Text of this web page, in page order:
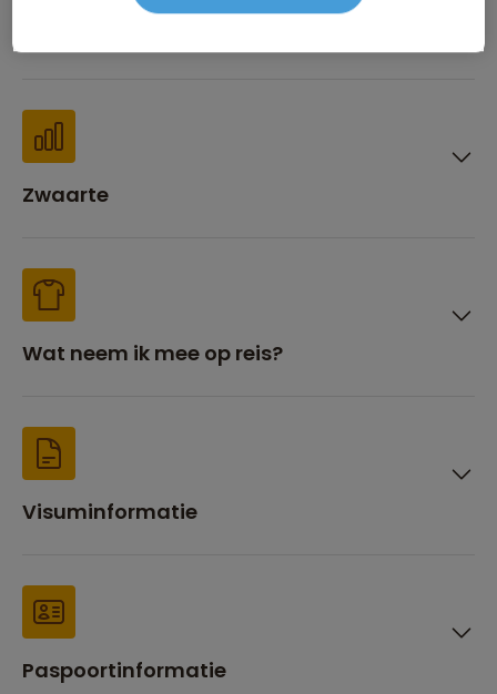
Zwaarte
Wat neem ik mee op reis?
Visuminformatie
Paspoortinformatie